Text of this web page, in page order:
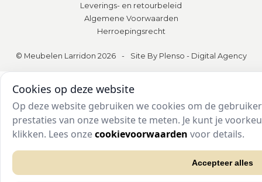
Leverings- en retourbeleid
Algemene Voorwaarden
Herroepingsrecht
© Meubelen Larridon 2026 - Site By Plenso - Digital Agency
Cookies op deze website
Op deze website gebruiken we cookies om de
prestaties van onze website te meten. Je kunt je
klikken. Lees onzecookievoorwaarden voor details.
Accepteer alles